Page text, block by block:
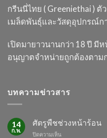
กรีนนี่ไทย ( Greeniethai )
เมล็ดพันธุ์และวัสดุอุปกรณ์ก
เปิดมายาวนานกว่า 18 ปี มีห
อนุญาตจำหน่ายถูกต้องตาม
บทความข่าวสาร
14
ก.พ.
ศัตรูพืชช่วงหน้าร้อน
ปิดความเห็น